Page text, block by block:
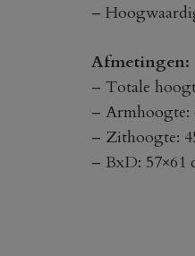
–
Afmetingen:
– Totale
– Armhoogte:
– Zithoogte:
– BxD: 57×61